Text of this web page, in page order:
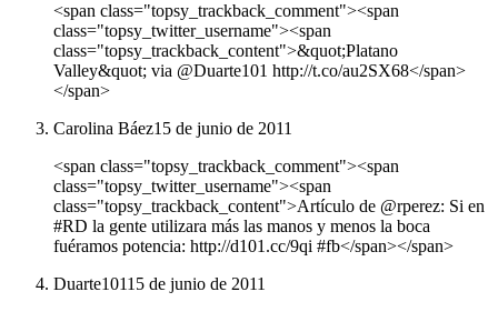
<span class="topsy_trackback_comment"><span
class="topsy_twitter_username"><span
class="topsy_trackback_content">&quot;Platano
Valley&quot; via @Duarte101 http://t.co/au2SX68</span>
</span>
Carolina Báez15 de junio de 2011
<span class="topsy_trackback_comment"><span
class="topsy_twitter_username"><span
class="topsy_trackback_content">Artículo de @rperez: Si en
#RD la gente utilizara más las manos y menos la boca
fuéramos potencia: http://d101.cc/9qi #fb</span></span>
Duarte10115 de junio de 2011